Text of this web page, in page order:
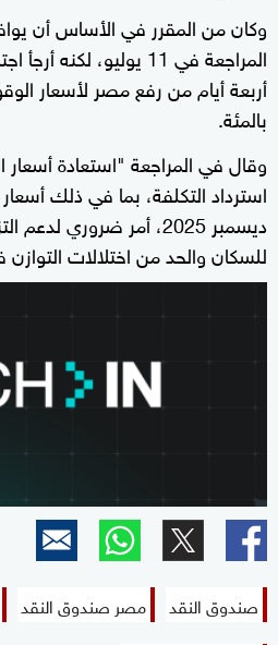
وكان من المقرر في الأساس أن
بالمئة.
وقال في المراجعة "استعادة
استرداد التكلفة، بما في ذلك
ديسمبر 2025، أمر ضروري
للسكان والحد من اختلالات
صندوق النقد مصر صندوق النقد